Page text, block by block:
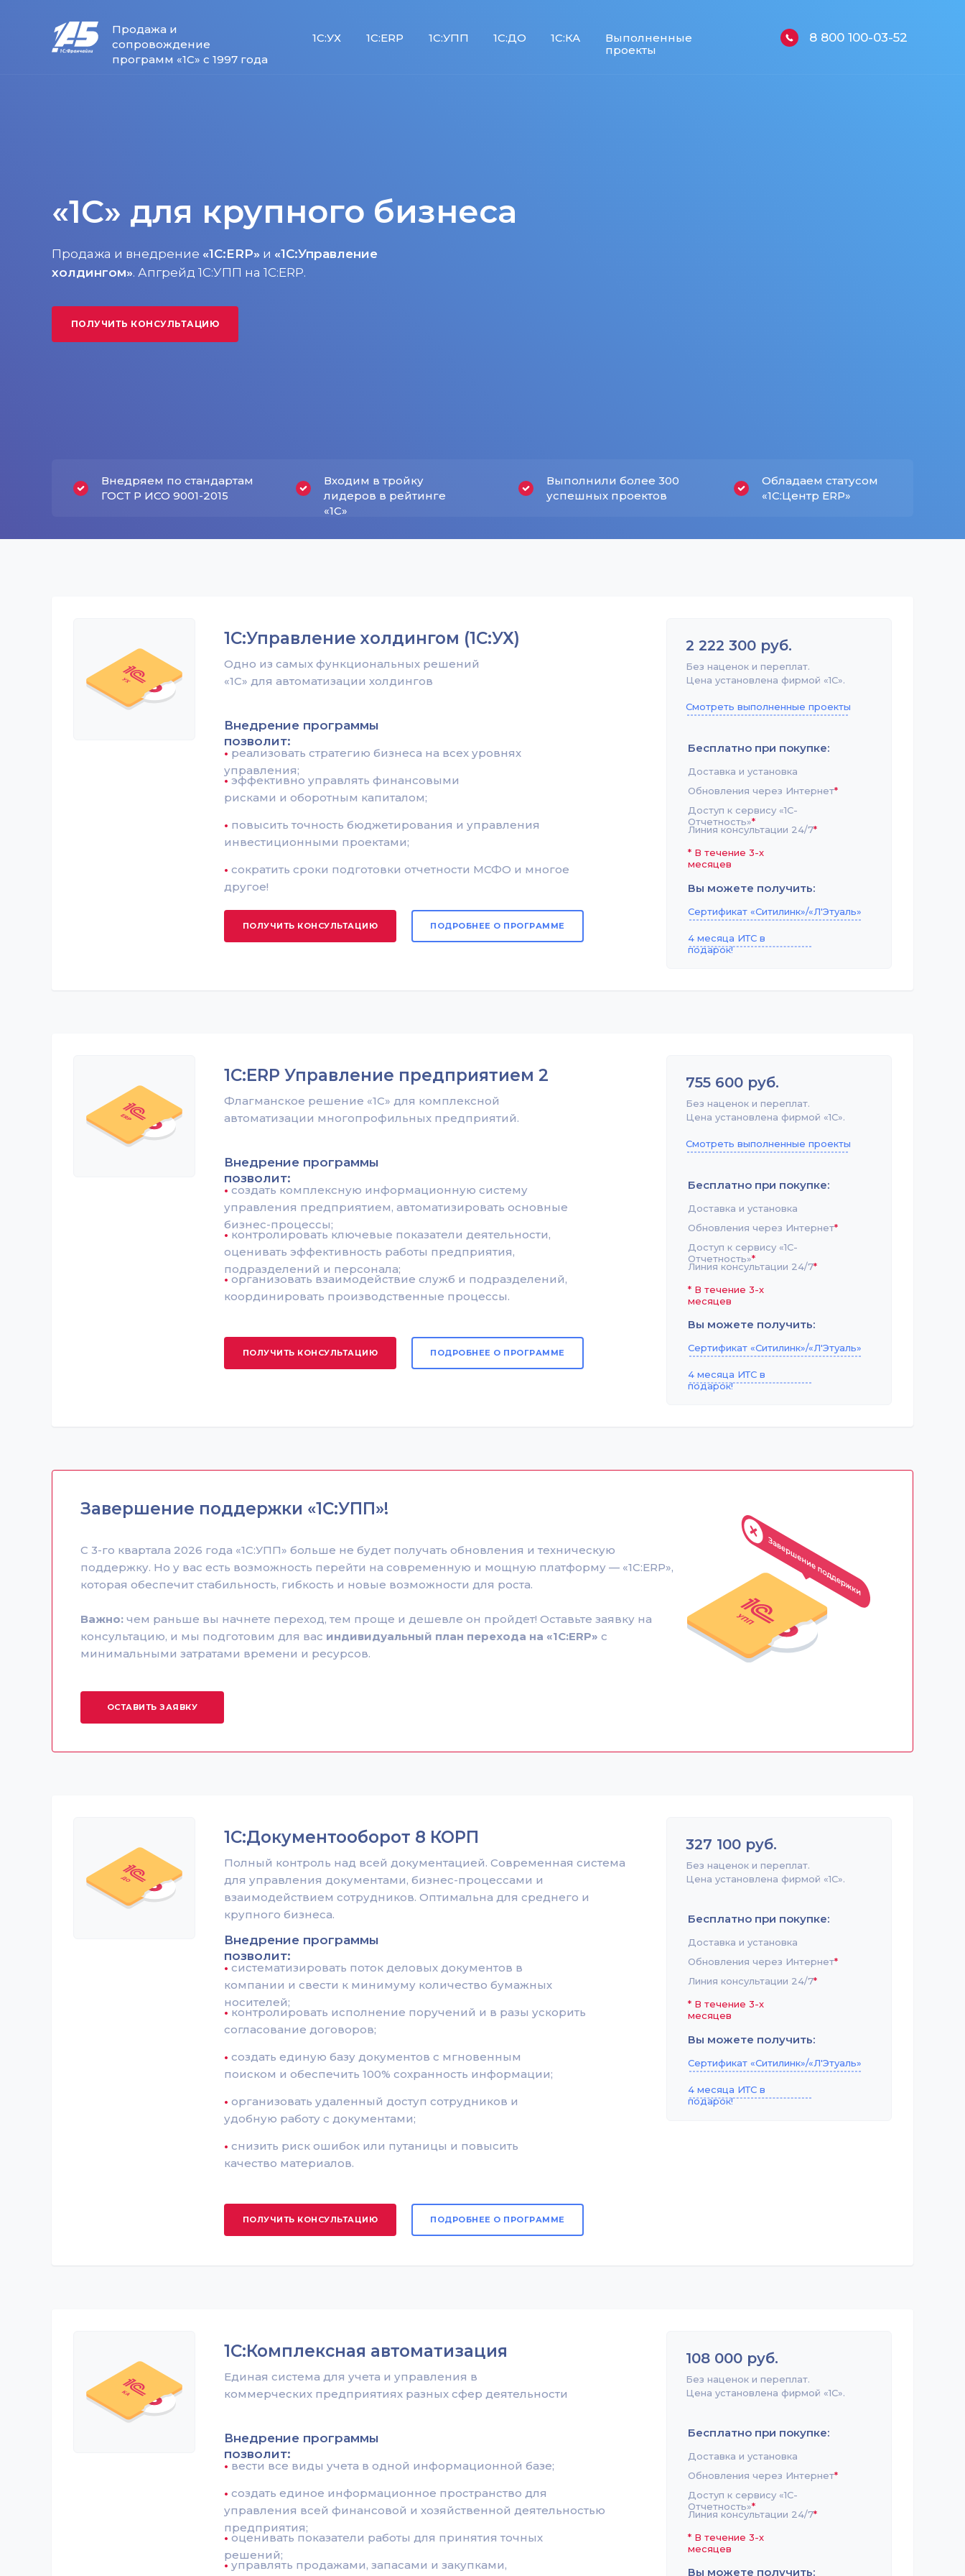
1С:УХ 1С:ERP
Выполненные
проекты
1С:УПП 1С:КА
1С:ДО
Продажа и
сопровождение
программ «1С» с 1997 года
Обладаем статусом
«1С:Центр ERP»
Выполнили более 300
успешных проектов
Входим в тройку
лидеров в рейтинге
«1С»
Внедряем по стандартам
ГОСТ Р ИСО 9001-2015
«1С» для крупного бизнеса
Продажа и внедрение «1С:ERP» и «1С:Управление
холдингом». Апгрейд 1С:УПП на 1С:ERP.
ПОЛУЧИТЬ КОНСУЛЬТАЦИЮ
8 800 100-03-52
1С:Управление холдингом (1С:УХ)
Одно из самых функциональных решений
«1С» для автоматизации холдингов
• реализовать стратегию бизнеса на всех уровнях
управления;
• эффективно управлять финансовыми
рисками и оборотным капиталом;
• повысить точность бюджетирования и управления
инвестиционными проектами;
Внедрение программы
позволит:
ПОЛУЧИТЬ КОНСУЛЬТАЦИЮ
Бесплатно при покупке:
Доставка и установка
Обновления через Интернет*
Доступ к сервису «1С-
Отчетность»*
* В течение 3-х
месяцев
Вы можете получить:
2 222 300 руб.
Без наценок и переплат.
Цена установлена фирмой «1С».
Смотреть выполненные проекты
ПОДРОБНЕЕ О ПРОГРАММЕ
• сократить сроки подготовки отчетности МСФО и многое
другое!
Линия консультации 24/7*
Сертификат «Ситилинк»/«Л'Этуаль»
4 месяца ИТС в
подарок!
1С:ERP Управление предприятием 2
Флагманское решение «1С» для комплексной
автоматизации многопрофильных предприятий.
• создать комплексную информационную систему
управления предприятием, автоматизировать основные
бизнес-процессы;
• контролировать ключевые показатели деятельности,
оценивать эффективность работы предприятия,
подразделений и персонала;
• организовать взаимодействие служб и подразделений,
координировать производственные процессы.
Внедрение программы
позволит:
ПОЛУЧИТЬ КОНСУЛЬТАЦИЮ
Бесплатно при покупке:
Доставка и установка
Обновления через Интернет*
Доступ к сервису «1С-
Отчетность»*
* В течение 3-х
месяцев
Вы можете получить:
Сертификат «Ситилинк»/«Л'Этуаль»
755 600 руб.
Без наценок и переплат.
Цена установлена фирмой «1С».
Смотреть выполненные проекты
4 месяца ИТС в
подарок!
ПОДРОБНЕЕ О ПРОГРАММЕ
Линия консультации 24/7*
Подробнее о
«1С:ERP»
Завершение поддержки «1С:УПП»!
ОСТАВИТЬ ЗАЯВКУ
С 3-го квартала 2026 года «1С:УПП» больше не будет получать обновления и техническую
поддержку. Но у вас есть возможность перейти на современную и мощную платформу — «1С:ERP»,
которая обеспечит стабильность, гибкость и новые возможности для роста.
Важно: чем раньше вы начнете переход, тем проще и дешевле он пройдет! Оставьте заявку на
консультацию, и мы подготовим для вас индивидуальный план перехода на «1С:ERP» с
минимальными затратами времени и ресурсов.
1С:Документооборот 8 КОРП
Полный контроль над всей документацией. Современная система
для управления документами, бизнес-процессами и
взаимодействием сотрудников. Оптимальна для среднего и
крупного бизнеса.
• систематизировать поток деловых документов в
компании и свести к минимуму количество бумажных
носителей;
• контролировать исполнение поручений и в разы ускорить
согласование договоров;
• создать единую базу документов с мгновенным
поиском и обеспечить 100% сохранность информации;
Внедрение программы
позволит:
ПОЛУЧИТЬ КОНСУЛЬТАЦИЮ
Бесплатно при покупке:
Доставка и установка
Обновления через Интернет*
Линия консультации 24/7*
* В течение 3-х
месяцев
Вы можете получить:
Сертификат «Ситилинк»/«Л'Этуаль»
4 месяца ИТС в
подарок!
327 100 руб.
Без наценок и переплат.
Цена установлена фирмой «1С».
ПОДРОБНЕЕ О ПРОГРАММЕ
• организовать удаленный доступ сотрудников и
удобную работу с документами;
• снизить риск ошибок или путаницы и повысить
качество материалов.
1С:Комплексная автоматизация
Единая система для учета и управления в
коммерческих предприятиях разных сфер деятельности
• вести все виды учета в одной информационной базе;
• создать единое информационное пространство для
управления всей финансовой и хозяйственной деятельностью
предприятия;
• оценивать показатели работы для принятия точных
решений;
Внедрение программы
позволит:
Бесплатно при покупке:
Доставка и установка
Обновления через Интернет*
Доступ к сервису «1С-
Отчетность»*
* В течение 3-х
месяцев
Вы можете получить:
108 000 руб.
Без наценок и переплат.
Цена установлена фирмой «1С».
• управлять продажами, запасами и закупками,
Линия консультации 24/7*